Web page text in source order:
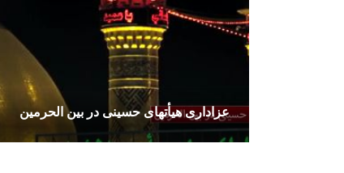
عزاداری هیأتهای حسینی در بین الحرمین